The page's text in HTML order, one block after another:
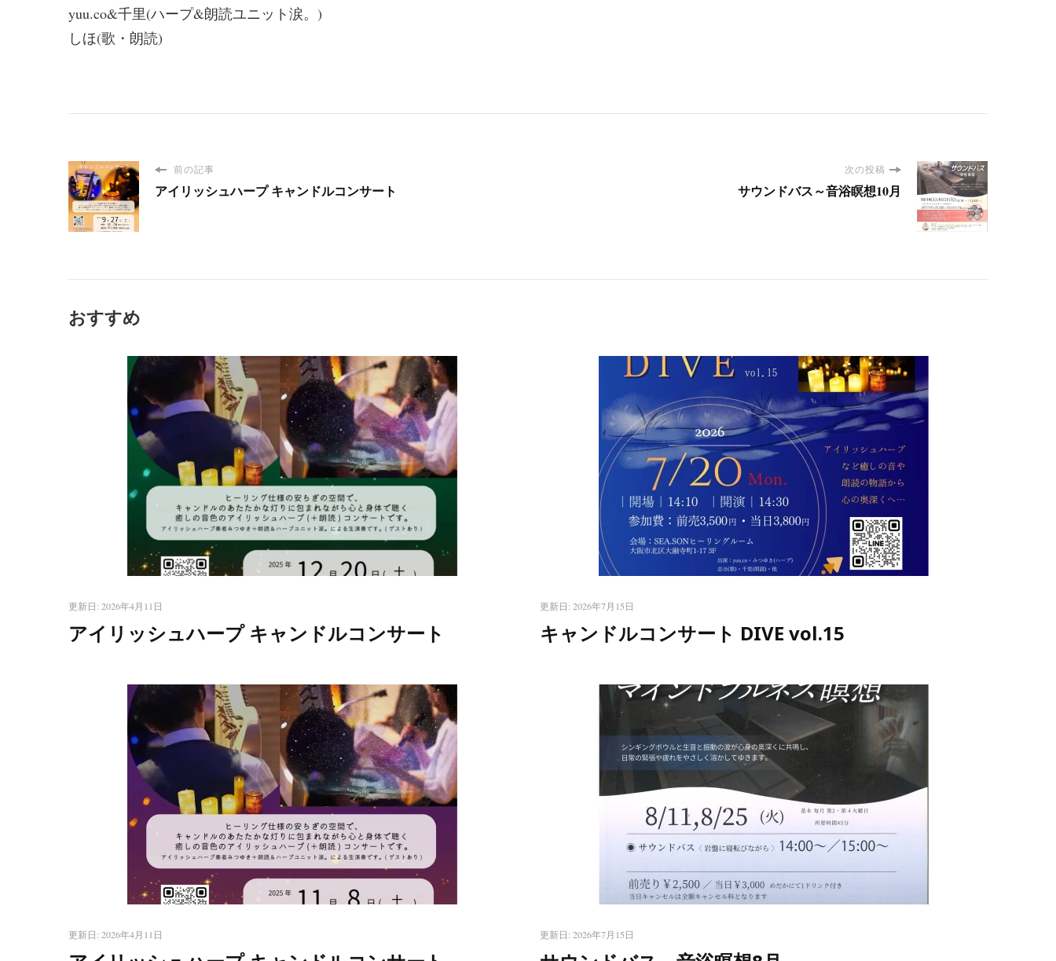
yuu.co&千里(ハープ&朗読ユニット涙。)
しほ(歌・朗読)
前の記事
アイリッシュハープ キャンドルコンサート
次の投稿
サウンドバス～音浴瞑想10月
おすすめ
更新日: 2026年4月11日
アイリッシュハープ キャンドルコンサート
更新日: 2026年7月15日
キャンドルコンサート DIVE vol.15
更新日: 2026年4月11日 更新日: 2026年7月15日